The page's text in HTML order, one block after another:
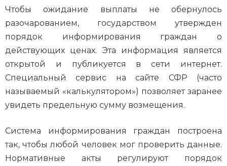
Чтобы ожидание выплаты не обернулось
разочарованием, государством утвержден
порядок информирования граждан о
действующих ценах. Эта информация является
открытой и публикуется в сети интернет.
Специальный сервис на сайте СФР (часто
называемый «калькулятором») позволяет заранее
увидеть предельную сумму возмещения.
Система информирования граждан построена
так, чтобы любой человек мог проверить данные.
Нормативные акты регулируют порядок